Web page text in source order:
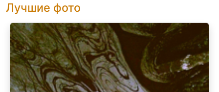
Лучшие фото